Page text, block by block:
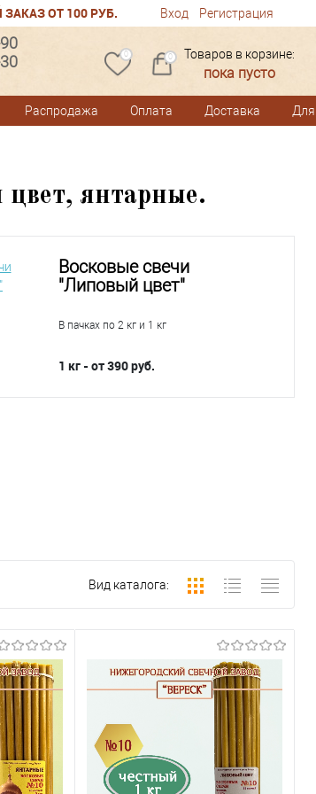
ОТ 100 РУБ. Вход Регистрация
0 0 Товаров в корзине:
пока пусто
Распродажа Оплата Доставка
цвет, янтарные.
Восковые свечи
"Липовый цвет"
В пачках по 2 кг и 1 кг
1 кг - от 390 руб.
Вид каталога: